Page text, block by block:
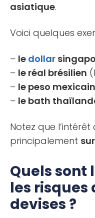
asiatique.
Voici quelques
– le dollar
– le réal brésilien
– le peso mexicain
– le bath
Notez que
principalement
Quels sont
les risques
devises ?